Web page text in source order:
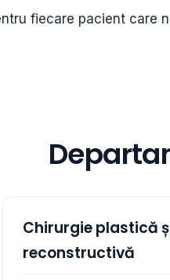
•
fiecare pacient care
Chirurgie plastică
reconstructivă